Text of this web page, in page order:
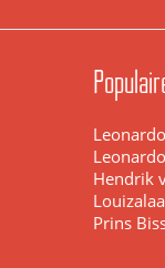
Hendrik
Prins